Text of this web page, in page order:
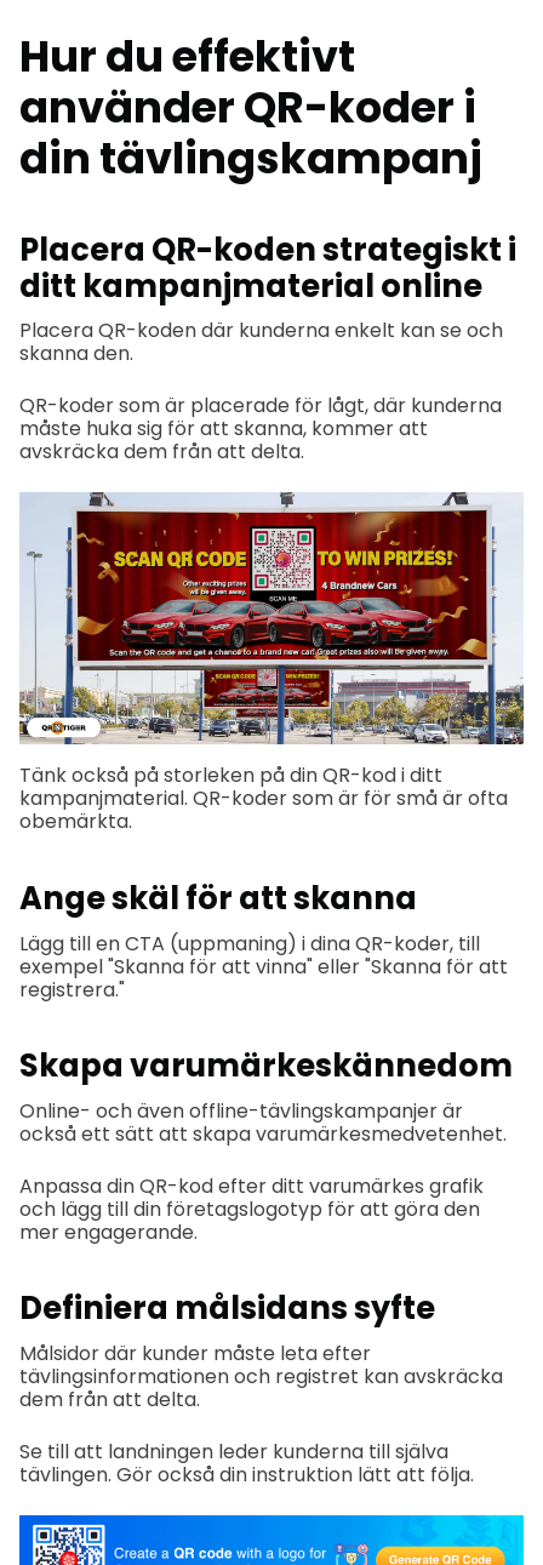
Hur du effektivt
använder QR-koder i
din tävlingskampanj
Placera QR-koden strategiskt i
ditt kampanjmaterial online
Placera QR-koden där kunderna enkelt kan se och
skanna den.
QR-koder som är placerade för lågt, där kunderna
måste huka sig för att skanna, kommer att
avskräcka dem från att delta.
Tänk också på storleken på din QR-kod i ditt
kampanjmaterial. QR-koder som är för små är ofta
obemärkta.
Ange skäl för att skanna
Lägg till en CTA (uppmaning) i dina QR-koder, till
exempel "Skanna för att vinna" eller "Skanna för att
registrera."
Skapa varumärkeskännedom
Online- och även offline-tävlingskampanjer är
också ett sätt att skapa varumärkesmedvetenhet.
Anpassa din QR-kod efter ditt varumärkes grafik
och lägg till din företagslogotyp för att göra den
mer engagerande.
Definiera målsidans syfte
Målsidor där kunder måste leta efter
tävlingsinformationen och registret kan avskräcka
dem från att delta.
Se till att landningen leder kunderna till själva
tävlingen. Gör också din instruktion lätt att följa.